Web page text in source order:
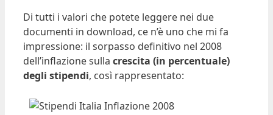
Di tutti i valori che potete leggere nei due
documenti in download, ce n’è uno che mi fa
impressione: il sorpasso definitivo nel 2008
dell’inflazione sulla crescita (in percentuale)
degli stipendi, così rappresentato: